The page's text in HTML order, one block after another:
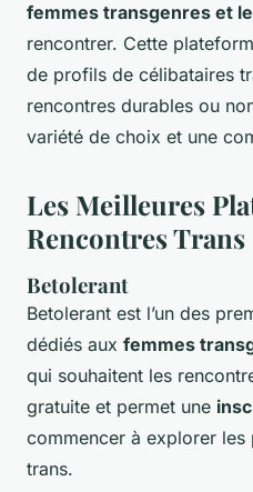
femmes transgenres et
rencontrer. Cette
de profils de célibataires
rencontres durables ou
variété de choix et une
Les Meilleures
Rencontres Trans
Betolerant
Betolerant est l’un des
dédiés aux femmes
qui souhaitent les
gratuite et permet une
commencer à explorer
trans.